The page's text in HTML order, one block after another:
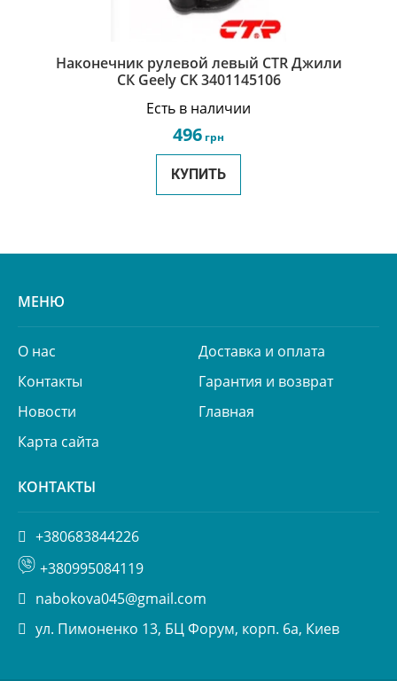
Наконечник рулевой левый CTR Джили
СК Geely CK 3401145106
Есть в наличии
496 грн
КУПИТЬ
МЕНЮ
О нас
Доставка и оплата
Контакты
Гарантия и возврат
Новости
Главная
Карта сайта
КОНТАКТЫ
+380683844226
+380995084119
nabokova045@gmail.com
ул. Пимоненко 13, БЦ Форум, корп. 6а, Киев